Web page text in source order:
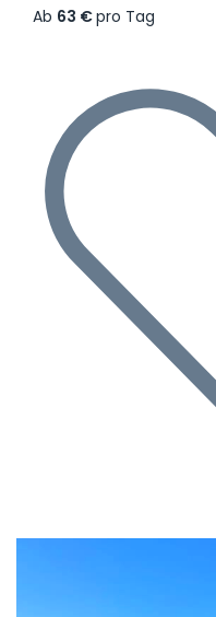
Ab 63 €pro Tag